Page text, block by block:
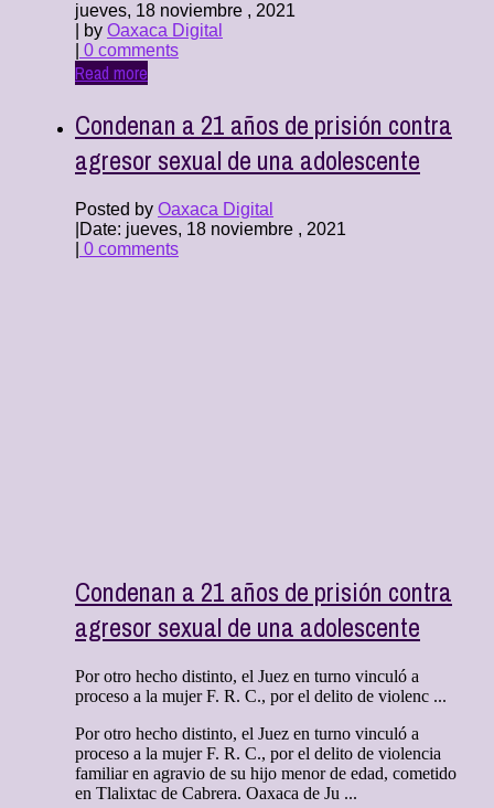
jueves, 18 noviembre , 2021
| by Oaxaca Digital
0 comments
Read more
Condenan a 21 años de prisión contra
agresor sexual de una adolescente
Posted by Oaxaca Digital
Date: jueves, 18 noviembre , 2021
0 comments
Condenan a 21 años de prisión contra
agresor sexual de una adolescente
Por otro hecho distinto, el Juez en turno vinculó a
proceso a la mujer F. R. C., por el delito de violenc ...
Por otro hecho distinto, el Juez en turno vinculó a
proceso a la mujer F. R. C., por el delito de violencia
familiar en agravio de su hijo menor de edad, cometido
en Tlalixtac de Cabrera. Oaxaca de Ju ...